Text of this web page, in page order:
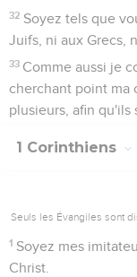
32 Soyez tels que
Juifs, ni aux Grecs,
33 Comme aussi je
cherchant point ma
plusieurs, afin qu'ils
1 Corinthiens
Seuls les Évangiles sont
1 Soyez mes
Christ.